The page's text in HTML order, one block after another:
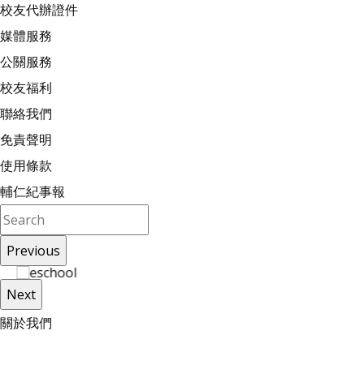
校友代辦證件
媒體服務
公關服務
校友福利
聯絡我們
免責聲明
使用條款
輔仁紀事報
Previous
Next
關於我們